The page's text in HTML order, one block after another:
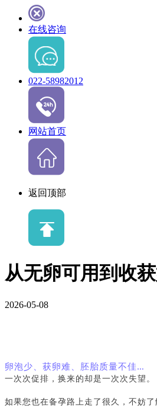
在线咨询
022-58982012
网站首页
返回顶部
从无卵可用到收
2026-05-08
卵泡少、获卵难、胚胎质量不佳…
一次次促排，换来的却是一次次失望。
如果您也在备孕路上走了很久，不妨